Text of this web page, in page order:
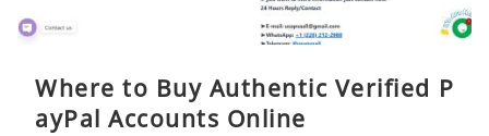
Where to Buy Authentic Verified P
ayPal Accounts Online